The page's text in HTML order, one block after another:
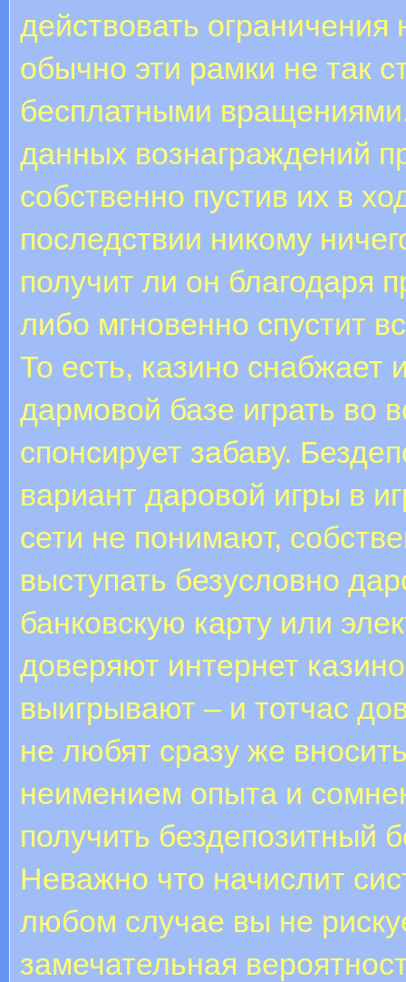
действовать
обычно эти рамки не так
бесплатными
данных вознаграждений
собственно пустив их в
последствии никому
получит ли он благодаря
либо мгновенно спустит
То есть, казино снабжает
дармовой базе играть во
спонсирует забаву.
вариант даровой игры в
сети не понимают,
выступать безусловно
банковскую карту или
доверяют интернет
выигрывают – и тотчас
не любят сразу же
неимением опыта и
получить бездепозитный
Неважно что начислит
любом случае вы не
замечательная